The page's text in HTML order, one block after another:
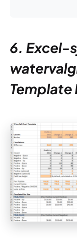
6. Excel-
Template